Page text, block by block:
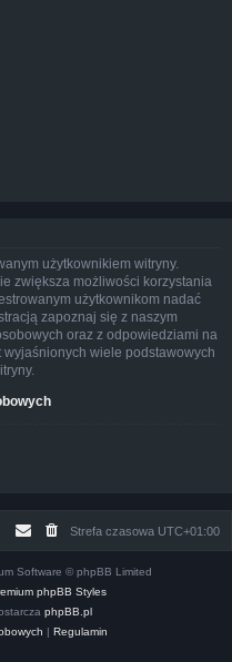
użytkownikiem witryny.
zwiększa możliwości korzystania
użytkownikom nadać
zapoznaj się z naszym
oraz z odpowiedziami na
wiele podstawowych
Strefa czasowa UTC+01:00
Software © phpBB Limited
phpBB Styles
phpBB.pl
| Regulamin